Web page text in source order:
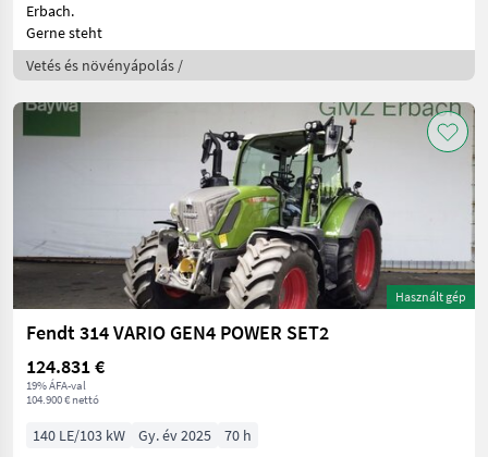
Erbach.
Gerne steht
Vetés és növényápolás /
Használt gép
Fendt 314 VARIO GEN4 POWER SET2
124.831 €
19% ÁFA-val
104.900 € nettó
140 LE/103 kW Gy. év 2025
70 h